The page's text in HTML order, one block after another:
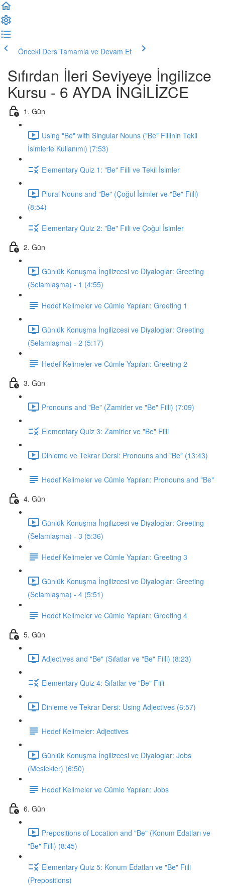
Önceki Ders Tamamla ve Devam Et
Sıfırdan İleri Seviyeye İngilizce
Kursu - 6 AYDA İNGİLİZCE
1. Gün
Using "Be" with Singular Nouns ("Be" Fiilinin Tekil
İsimlerle Kullanımı) (7:53)
Elementary Quiz 1: "Be" Fiili ve Tekil İsimler
Plural Nouns and "Be" (Çoğul İsimler ve "Be" Fiili)
(8:54)
Elementary Quiz 2: "Be" Fiili ve Çoğul İsimler
2. Gün
Günlük Konuşma İngilizcesi ve Diyaloglar: Greeting
(Selamlaşma) - 1 (4:55)
Hedef Kelimeler ve Cümle Yapıları: Greeting 1
Günlük Konuşma İngilizcesi ve Diyaloglar: Greeting
(Selamlaşma) - 2 (5:17)
Hedef Kelimeler ve Cümle Yapıları: Greeting 2
3. Gün
Pronouns and "Be" (Zamirler ve "Be" Fiili) (7:09)
Elementary Quiz 3: Zamirler ve "Be" Fiili
Dinleme ve Tekrar Dersi: Pronouns and "Be" (13:43)
Hedef Kelimeler ve Cümle Yapıları: Pronouns and "Be"
4. Gün
Günlük Konuşma İngilizcesi ve Diyaloglar: Greeting
(Selamlaşma) - 3 (5:36)
Hedef Kelimeler ve Cümle Yapıları: Greeting 3
Günlük Konuşma İngilizcesi ve Diyaloglar: Greeting
(Selamlaşma) - 4 (5:51)
Hedef Kelimeler ve Cümle Yapıları: Greeting 4
5. Gün
Adjectives and "Be" (Sıfatlar ve "Be" Fiili) (8:23)
Elementary Quiz 4: Sıfatlar ve "Be" Fiili
Dinleme ve Tekrar Dersi: Using Adjectives (6:57)
Hedef Kelimeler: Adjectives
Günlük Konuşma İngilizcesi ve Diyaloglar: Jobs
(Meslekler) (6:50)
Hedef Kelimeler ve Cümle Yapıları: Jobs
6. Gün
Prepositions of Location and "Be" (Konum Edatları ve
"Be" Fiili) (8:45)
Elementary Quiz 5: Konum Edatları ve "Be" Fiili
(Prepositions)